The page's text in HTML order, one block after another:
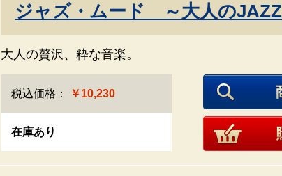
ジャズ・ムード ～大人の
大人の贅沢、粋な音楽。
税込価格： ￥10,230
在庫あり